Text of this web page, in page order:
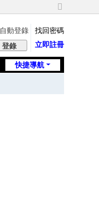
切
到
寬
版
自動登錄
找回密碼
登錄 立即註冊
快捷導航